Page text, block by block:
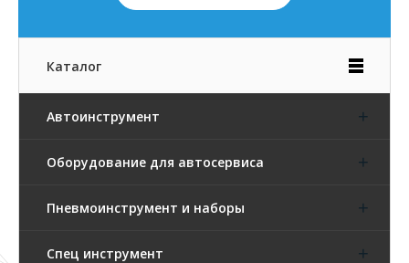
Каталог
Автоинструмент
Оборудование для автосервиса
Пневмоинструмент и наборы
Спец инструмент